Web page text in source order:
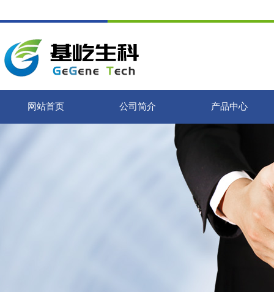
网站首页 公司简介 产品中心